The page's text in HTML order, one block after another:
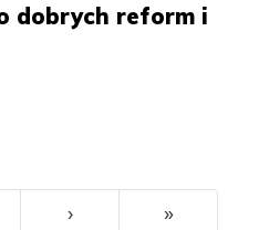
dobrych reform i
››› »Ostatni